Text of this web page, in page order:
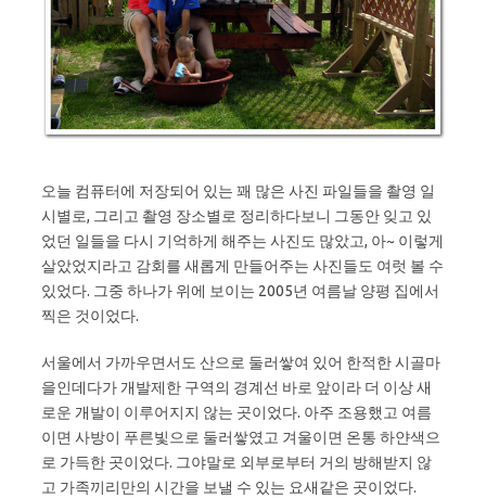
오늘 컴퓨터에 저장되어 있는 꽤 많은 사진 파일들을 촬영 일
시별로, 그리고 촬영 장소별로 정리하다보니 그동안 잊고 있
었던 일들을 다시 기억하게 해주는 사진도 많았고, 아~ 이렇게
살았었지라고 감회를 새롭게 만들어주는 사진들도 여럿 볼 수
있었다. 그중 하나가 위에 보이는 2005년 여름날 양평 집에서
찍은 것이었다.
서울에서 가까우면서도 산으로 둘러쌓여 있어 한적한 시골마
을인데다가 개발제한 구역의 경계선 바로 앞이라 더 이상 새
로운 개발이 이루어지지 않는 곳이었다. 아주 조용했고 여름
이면 사방이 푸른빛으로 둘러쌓였고 겨울이면 온통 하얀색으
로 가득한 곳이었다. 그야말로 외부로부터 거의 방해받지 않
고 가족끼리만의 시간을 보낼 수 있는 요새같은 곳이었다.